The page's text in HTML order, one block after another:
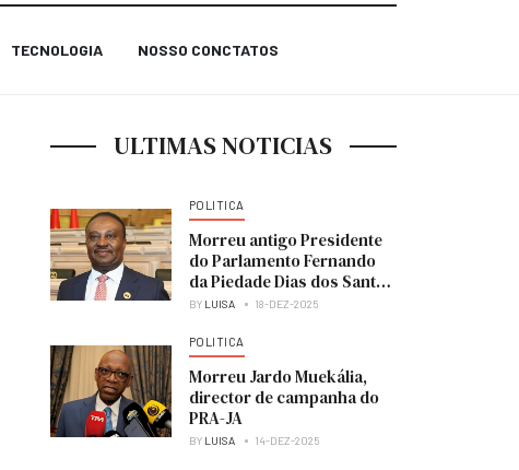
TECNOLOGIA NOSSO CONCTATOS
ULTIMAS NOTICIAS
POLITICA
Morreu antigo Presidente
do Parlamento Fernando
da Piedade Dias dos Santos
“Nandó”
BY LUISA 18-DEZ-2025
POLITICA
Morreu Jardo Muekália,
director de campanha do
PRA-JA
BY LUISA 14-DEZ-2025